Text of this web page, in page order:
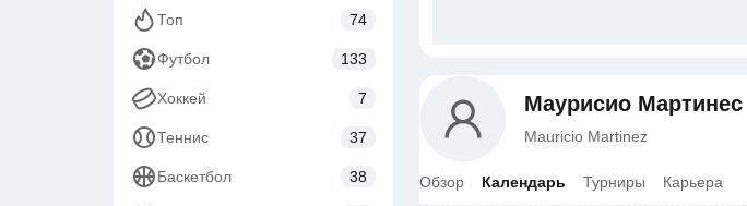
Топ 74
Футбол 133
Хоккей 7
Теннис 37
Баскетбол 38
Маурисио Мартинес
Mauricio Martinez
Обзор Календарь Турниры Карьера